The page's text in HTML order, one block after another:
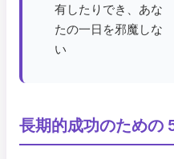
有したりでき、あな
たの一日を邪魔しな
い
長期的成功のための